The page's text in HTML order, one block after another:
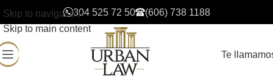
Skip to navigation
Skip to main content
304 525 72 50 (606) 738 1188
Te